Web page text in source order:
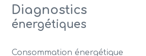
Diagnostics
énergétiques
Consommation énergétique